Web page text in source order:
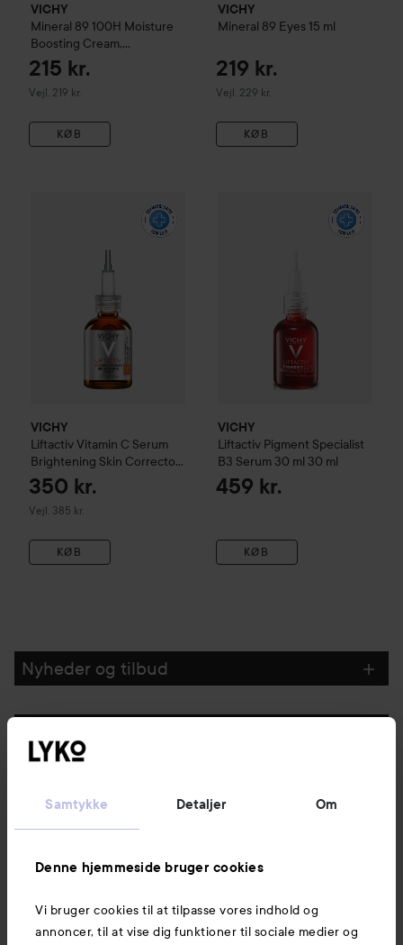
Samtykke Detaljer Om
Denne hjemmeside bruger cookies
Vi bruger cookies til at tilpasse vores indhold og
annoncer, til at vise dig funktioner til sociale medier og
VICHY
Mineral 89 100H Moisture
Boosting Cream,
Fragrance-free
215 kr.
Vejl. 219 kr.
Vejledende pris 219 kr.
KØB
VICHY
Mineral 89 Eyes 15 ml
219 kr.
Vejl. 229 kr.
Vejledende pris 229 kr.
KØB
VICHY
LiftactivVitamin C Serum
Brightening Skin Corrector
20 ml20 ml
350 kr.
Vejl. 385 kr.
Vejledende pris 385 kr.
KØB
Vitamin C Serum Brightening Skin
VICHY
Liftactiv Pigment Specialist
B3 Serum 30 ml 30 ml
459 kr.
KØB
Pigment
Nyheder og tilbud
Kundeservice
Information
Mere at udforske